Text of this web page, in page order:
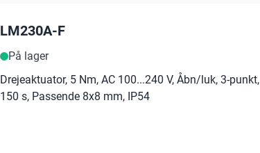
LM230A-F
På lager
Drejeaktuator, 5 Nm, AC 100...240 V, Åbn/luk, 3-punkt,
150 s, Passende 8x8 mm, IP54